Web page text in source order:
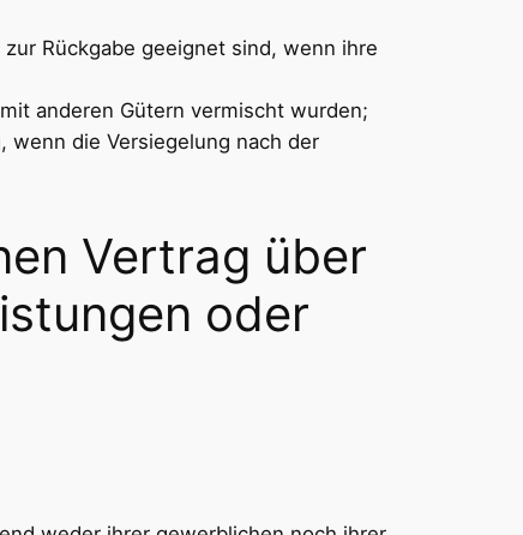
Rückgabe geeignet sind, wenn ihre
anderen Gütern vermischt wurden;
wenn die Versiegelung nach der
Vertrag über
oder